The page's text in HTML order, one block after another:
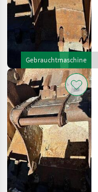
Gebrauchtmaschine